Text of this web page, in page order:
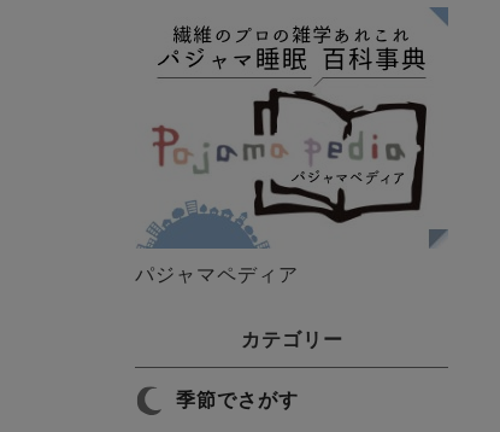
パジャマペディア
カテゴリー
季節でさがす